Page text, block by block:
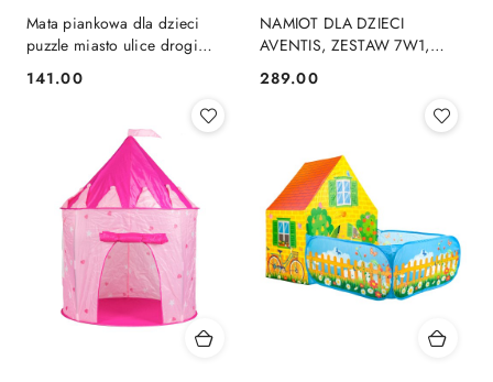
Mata piankowa dla dzieci
puzzle miasto ulice drogi
IPLAY
Cena:
141.00
NAMIOT DLA DZIECI
AVENTIS, ZESTAW 7W1,
TUNELE, TIPI, IGLO, PLAC
ZABAW, DOM
Cena:
289.00